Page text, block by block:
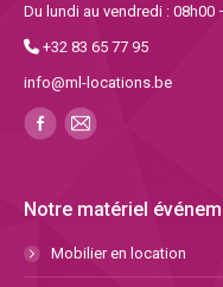
Du lundi au vendredi : 08h00
+32 83 65 77 95
info@ml-locations.be
Notre matériel
Mobilier en location